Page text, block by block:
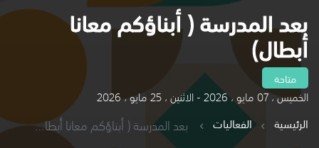
بعد المدرسة ( أبناؤكم معانا
أبطال)
متاحة
الخميس ، 07 مايو ، 2026 - الاثنين ، 25 مايو ، 2026
الرئيسية
الفعاليات بعد المدرسة ( أبناؤكم معانا أبطال)